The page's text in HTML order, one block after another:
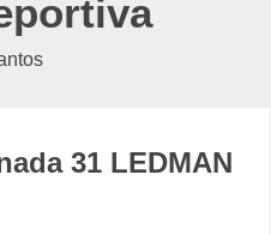
31 LEDMAN